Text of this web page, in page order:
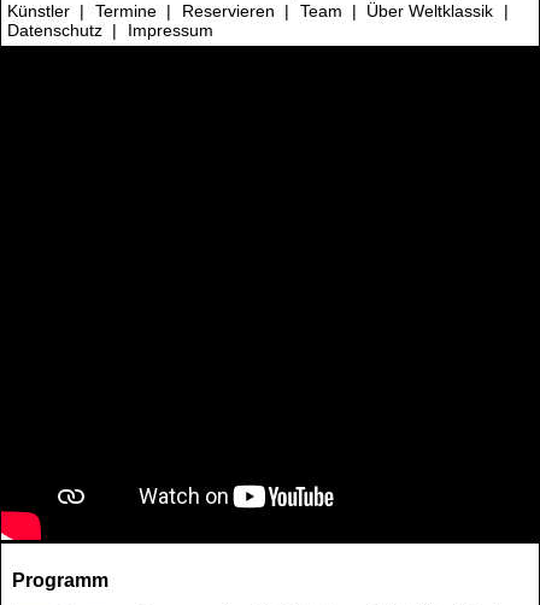
Künstler | Termine | Reservieren | Team | Über Weltklassik
|
Datenschutz | Impressum
Programm